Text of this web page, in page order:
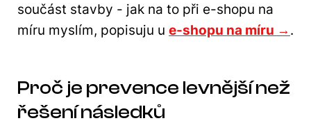
součást stavby - jak na to při e-shopu na
míru myslím, popisuju u e-shopu na míru → .
Proč je prevence levnější než
řešení následků